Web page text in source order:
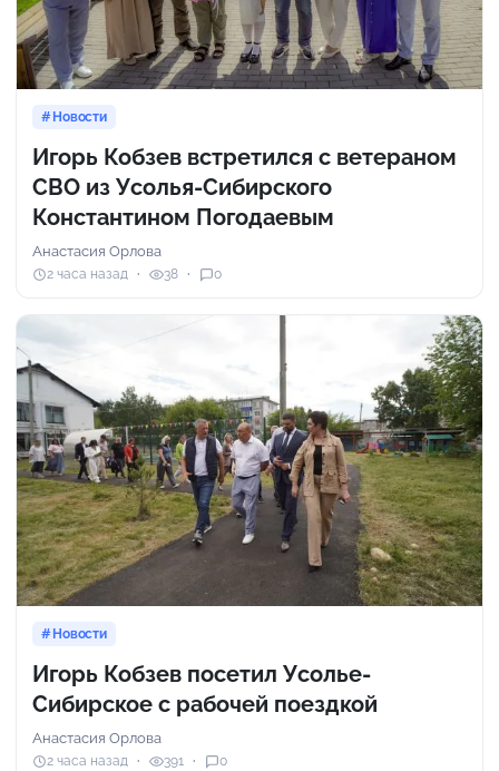
Новости
Игорь Кобзев встретился с ветераном
СВО из Усолья-Сибирского
Константином Погодаевым
Анастасия Орлова
2 часа назад 38 0
Новости
Игорь Кобзев посетил Усолье-
Сибирское с рабочей поездкой
Анастасия Орлова
2 часа назад 391 0